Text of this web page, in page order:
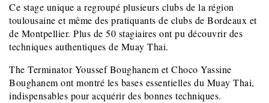
Ce stage unique a regroupé plusieurs clubs de la région
toulousaine et même des pratiquants de clubs de Bordeaux et
de Montpellier. Plus de 50 stagiaires ont pu découvrir des
techniques authentiques de Muay Thai.
The Terminator Youssef Boughanem et Choco Yassine
Boughanem ont montré les bases essentielles du Muay Thai,
indispensables pour acquérir des bonnes techniques.